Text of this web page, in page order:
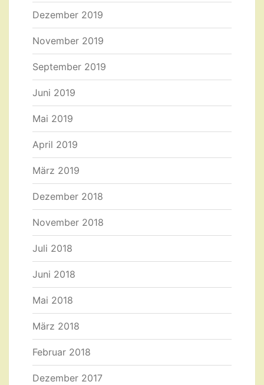
Dezember 2019
November 2019
September 2019
Juni 2019
Mai 2019
April 2019
März 2019
Dezember 2018
November 2018
Juli 2018
Juni 2018
Mai 2018
März 2018
Februar 2018
Dezember 2017